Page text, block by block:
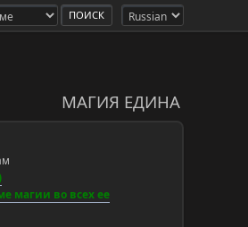
МАГИЯ ЕДИНА
магии во всех ее